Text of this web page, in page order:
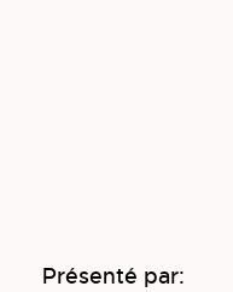
Présenté par: